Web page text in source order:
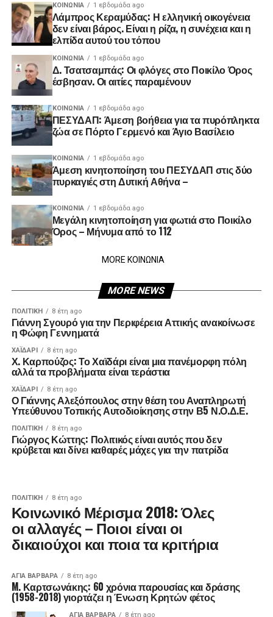
ΚΟΙΝΩΝΊΑ 1 εβδομάδα ago
Λάμπρος Κεραμύδας: Η ελληνική οικογένεια
δεν είναι βάρος. Είναι η ρίζα, η συνέχεια και η
ελπίδα αυτού του τόπου
ΚΟΙΝΩΝΊΑ 1 εβδομάδα ago
Δ. Τσατσαμπάς: Οι φλόγες στο Ποικίλο Όρος
έσβησαν. Οι αιτίες παραμένουν
ΚΟΙΝΩΝΊΑ 1 εβδομάδα ago
ΠΕΣΥΔΑΠ: Άμεση βοήθεια για τα πυρόπληκτα
ζώα σε Πόρτο Γερμενό και Άγιο Βασίλειο
ΚΟΙΝΩΝΊΑ 1 εβδομάδα ago
Άμεση κινητοποίηση του ΠΕΣΥΔΑΠ στις δύο
πυρκαγιές στη Δυτική Αθήνα –
ΚΟΙΝΩΝΊΑ 1 εβδομάδα ago
Μεγάλη κινητοποίηση για φωτιά στο Ποικίλο
Όρος – Μήνυμα από το 112
MORE ΚΟΙΝΩΝΙΑ
MORE NEWS
ΠΟΛΙΤΙΚΉ 8 έτη ago
Γιάννη Σγουρό για την Περιφέρεια Αττικής ανακοίνωσε
η Φώφη Γεννηματά
ΧΑΪΔΑΡΙ 8 έτη ago
Χ. Καρπούζος: Το Χαϊδάρι είναι μια πανέμορφη πόλη
αλλά τα προβλήματα είναι τεράστια
ΧΑΪΔΑΡΙ 8 έτη ago
Ο Γιάννης Αλεξόπουλος στην θέση του Αναπληρωτή
Υπεύθυνου Τοπικής Αυτοδιοίκησης στην Β5 Ν.Ο.Δ.Ε.
ΠΟΛΙΤΙΚΉ 8 έτη ago
Γιώργος Κώττης: Πολιτικός είναι αυτός που δεν
κρύβεται και δίνει καθαρές μάχες για την πατρίδα
ΠΟΛΙΤΙΚΉ 8 έτη ago
Κοινωνικό Μέρισμα 2018: Όλες
οι αλλαγές – Ποιοι είναι οι
δικαιούχοι και ποια τα κριτήρια
ΑΓΙΑ ΒΑΡΒΑΡΑ 8 έτη ago
M. Καρτσωνάκης: 60 χρόνια παρουσίας και δράσης
(1958-2018) γιορτάζει η Ένωση Κρητών φέτος
ΑΓΙΑ ΒΑΡΒΑΡΑ 8 έτη ago